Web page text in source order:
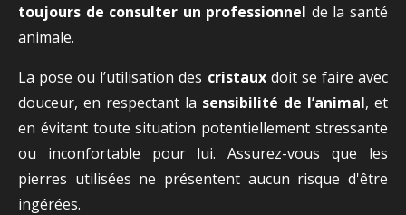
toujours de consulter un professionnel de la santé
animale.
La pose ou l’utilisation des cristauxdoit se faire avec
douceur, en respectant la sensibilité de l’animal, et
en évitant toute situation potentiellement stressante
ou inconfortable pour lui. Assurez-vous que les
pierres utilisées ne présentent aucun risque d'être
ingérées.